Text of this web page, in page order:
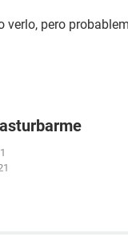
verlo, pero